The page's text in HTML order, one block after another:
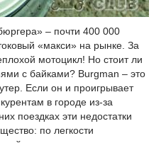
– почти 400 000
«макси» на рынке. За
мотоцикл! Но стоит ли
с байками? Burgman – это
Если он и проигрывает
в городе из-за
поездках эти недостатки
по легкости